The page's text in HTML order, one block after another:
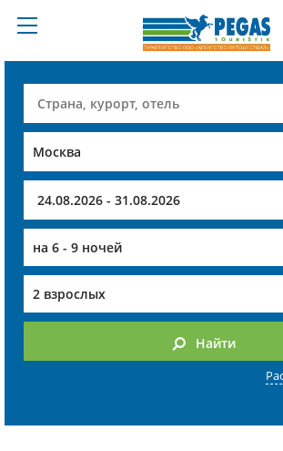
на 6 - 9 ночей
2 взрослых
Найти